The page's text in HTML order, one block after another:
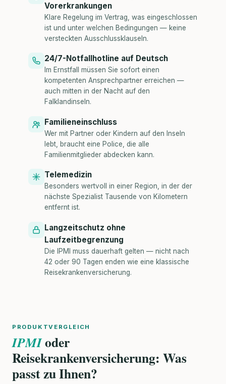
Vorerkrankungen
Klare Regelung im Vertrag, was eingeschlossen
ist und unter welchen Bedingungen — keine
versteckten Ausschlussklauseln.
24/7-Notfallhotline auf Deutsch
Im Ernstfall müssen Sie sofort einen
kompetenten Ansprechpartner erreichen —
auch mitten in der Nacht auf den
Falklandinseln.
Familieneinschluss
Wer mit Partner oder Kindern auf den Inseln
lebt, braucht eine Police, die alle
Familienmitglieder abdecken kann.
Telemedizin
Besonders wertvoll in einer Region, in der der
nächste Spezialist Tausende von Kilometern
entfernt ist.
Langzeitschutz ohne
Laufzeitbegrenzung
Die IPMI muss dauerhaft gelten — nicht nach
42 oder 90 Tagen enden wie eine klassische
Reisekrankenversicherung.
PRODUKTVERGLEICH
IPMIoder
Reisekrankenversicherung: Was
passt zu Ihnen?